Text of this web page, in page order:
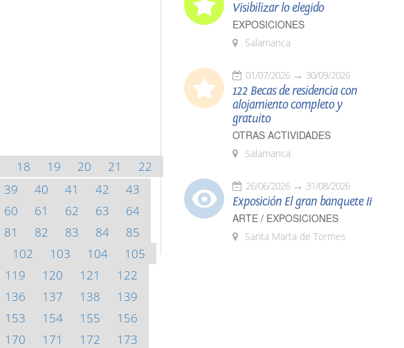
18 19 20 21
22
39 40 41 42
43
60 61 62 63
64
81 82 83 84
85
102 103 104
105
119 120 121
122
136 137 138
139
153 154 155
156
170 171 172
173
Visibilizar lo elegido
EXPOSICIONES
Salamanca
01/07/2026 30/09/2026
122 Becas de residencia con
alojamiento completo y
gratuito
OTRAS ACTIVIDADES
Salamanca
26/06/2026 31/08/2026
Exposición El gran banquete II
ARTE / EXPOSICIONES
Santa Marta de Tormes